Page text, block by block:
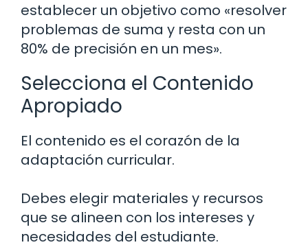
establecer un objetivo como «resolver
problemas de suma y resta con un
80% de precisión en un mes».
Selecciona el Contenido
Apropiado
El contenido es el corazón de la
adaptación curricular.
Debes elegir materiales y recursos
que se alineen con los intereses y
necesidades del estudiante.